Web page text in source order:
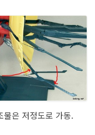
물은 저정도로 가동.